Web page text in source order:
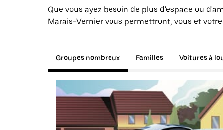
Que vous ayez besoin de plus d'espace ou
Marais-Vernier vous permettront, vous et
Groupes nombreux Familles Voitures à